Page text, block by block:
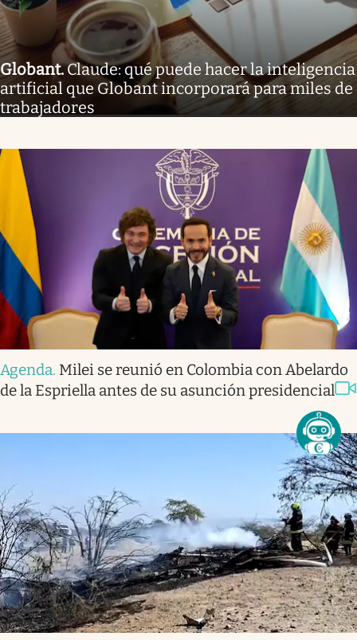
Globant.Claude: qué puede hacer la inteligencia
artificial que Globant incorporará para miles de
trabajadores
Agenda. Milei se reunió en Colombia con Abelardo
de la Espriella antes de su asunción presidencial